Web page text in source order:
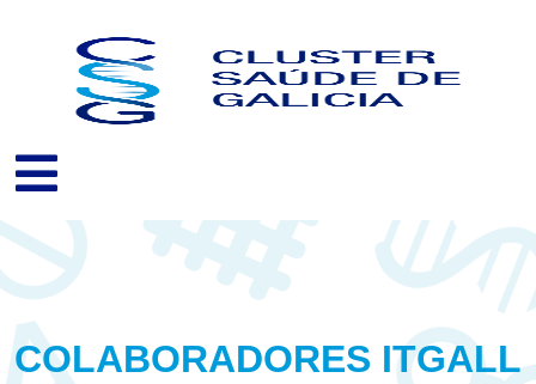
COLABORADORES ITGALL